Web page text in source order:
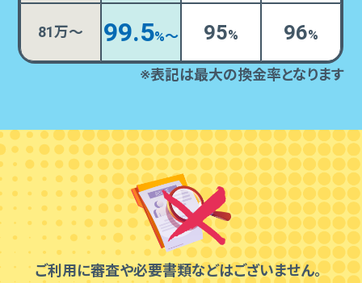
81万～ 99.5%〜 95% 96%
※表記は最大の換金率となります
ご利⽤に審査や必要書類などはございません。